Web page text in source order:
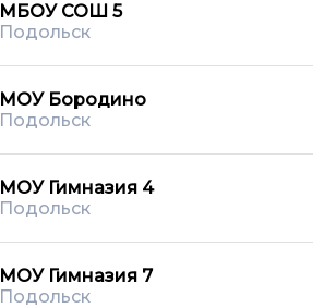
МБОУ СОШ 5
Подольск
МОУ Бородино
Подольск
МОУ Гимназия 4
Подольск
МОУ Гимназия 7
Подольск